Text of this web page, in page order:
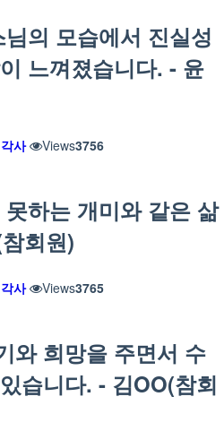
의 모습에서 진실성
느껴졌습니다. - 윤
사 Views3756
하는 개미와 같은 삶
회원)
사 Views3765
와 희망을 주면서 수
습니다. - 김OO(참회